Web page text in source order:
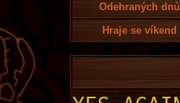
Odehraných dnů
Hraje se víkend